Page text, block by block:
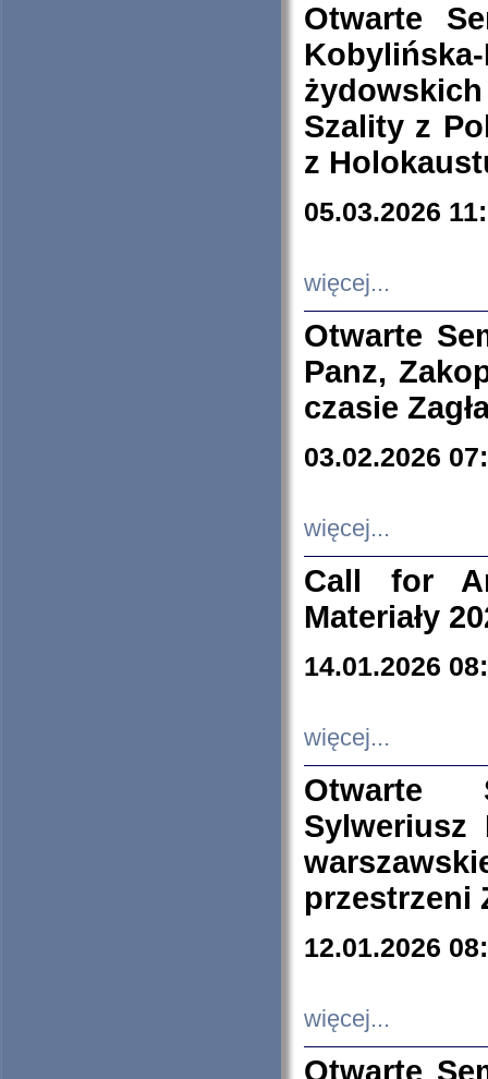
Otwarte
Szality z
z
05.03.2026
więcej...
Otwarte
Panz,
czasie
03.02.2026
więcej...
Call for
Materiały
14.01.2026
więcej...
Otwarte
Sylweriusz
przestrzeni
12.01.2026
więcej...
Otwarte